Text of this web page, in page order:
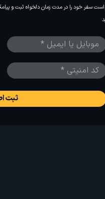
سفر خود را در مدت زمان دلخواه ثبت و